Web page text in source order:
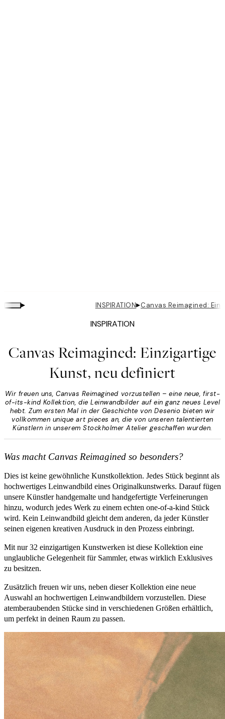
▸ INSPIRATION▸Canvas Reimagined:
INSPIRATION
Canvas Reimagined: Einzigartige
Kunst, neu definiert
Wir freuen uns, Canvas Reimagined vorzustellen – eine neue, first-
of-its-kind Kollektion, die Leinwandbilder auf ein ganz neues Level
hebt. Zum ersten Mal in der Geschichte von Desenio bieten wir
vollkommen unique art pieces an, die von unseren talentierten
Künstlern in unserem Stockholmer Atelier geschaffen wurden.
Was macht Canvas Reimagined so besonders?
Dies ist keine gewöhnliche Kunstkollektion. Jedes Stück beginnt als
hochwertiges Leinwandbild eines Originalkunstwerks. Darauf fügen
unsere Künstler handgemalte und handgefertigte Verfeinerungen
hinzu, wodurch jedes Werk zu einem echten one-of-a-kind Stück
wird. Kein Leinwandbild gleicht dem anderen, da jeder Künstler
seinen eigenen kreativen Ausdruck in den Prozess einbringt.
Mit nur 32 einzigartigen Kunstwerken ist diese Kollektion eine
unglaubliche Gelegenheit für Sammler, etwas wirklich Exklusives
zu besitzen.
Zusätzlich freuen wir uns, neben dieser Kollektion eine neue
Auswahl an hochwertigen Leinwandbildern vorzustellen. Diese
atemberaubenden Stücke sind in verschiedenen Größen erhältlich,
um perfekt in deinen Raum zu passen.